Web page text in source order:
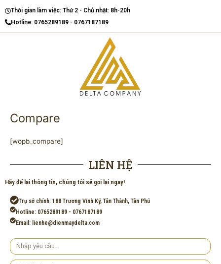
tới
nội
Thời gian làm việc: Thứ 2 - Chủ nhật: 8h-20h
Hotline: 0765289189 - 0767187189
Compare
[wopb_compare]
LIÊN HỆ
Hãy để lại thông tin, chúng tôi sẽ gọi lại ngay!
Trụ sở chính: 188 Trương Vĩnh Ký, Tân Thành, Tân Phú
Hotline: 0765289189 - 0767187189
Email: lienhe@dienmaydelta.com
Yêu
cầu